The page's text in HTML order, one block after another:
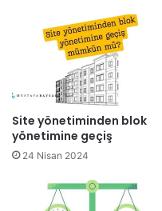
Site yönetiminden blok
yönetimine geçiş
24 Nisan 2024